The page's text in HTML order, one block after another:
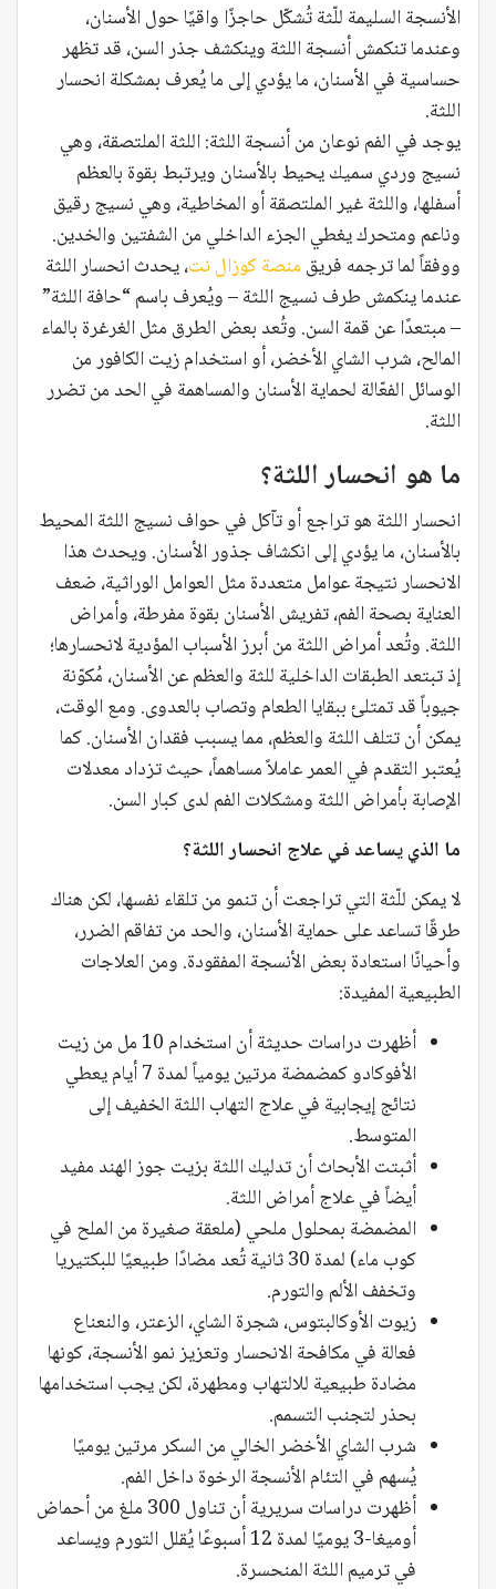
الأنسجة السليمة للّثة تُشكّل حاجزًا واقيًا حول الأسنان،
وعندما تنكمش أنسجة اللثة وينكشف جذر السن، قد تظهر
حساسية في الأسنان، ما يؤدي إلى ما يُعرف بمشكلة انحسار
اللثة.
يوجد في الفم نوعان من أنسجة اللثة: اللثة الملتصقة، وهي
نسيج وردي سميك يحيط بالأسنان ويرتبط بقوة بالعظم
أسفلها، واللثة غير الملتصقة أو المخاطية، وهي نسيج رقيق
وناعم ومتحرك يغطي الجزء الداخلي من الشفتين والخدين.
ووفقاً لما ترجمه فريق منصة كوزال نت، يحدث انحسار اللثة
عندما ينكمش طرف نسيج اللثة – ويُعرف باسم “حافة اللثة”
– مبتعدًا عن قمة السن. وتُعد بعض الطرق مثل الغرغرة بالماء
المالح، شرب الشاي الأخضر، أو استخدام زيت الكافور من
الوسائل الفعّالة لحماية الأسنان والمساهمة في الحد من تضرر
اللثة.
ما هو انحسار اللثة؟
انحسار اللثة هو تراجع أو تآكل في حواف نسيج اللثة المحيط
بالأسنان، ما يؤدي إلى انكشاف جذور الأسنان. ويحدث هذا
الانحسار نتيجة عوامل متعددة مثل العوامل الوراثية، ضعف
العناية بصحة الفم، تفريش الأسنان بقوة مفرطة، وأمراض
اللثة. وتُعد أمراض اللثة من أبرز الأسباب المؤدية لانحسارها؛
إذ تبتعد الطبقات الداخلية للثة والعظم عن الأسنان، مُكوّنة
جيوباً قد تمتلئ ببقايا الطعام وتصاب بالعدوى. ومع الوقت،
يمكن أن تتلف اللثة والعظم، مما يسبب فقدان الأسنان. كما
يُعتبر التقدم في العمر عاملاً مساهماً، حيث تزداد معدلات
الإصابة بأمراض اللثة ومشكلات الفم لدى كبار السن.
ما الذي يساعد في علاج انحسار اللثة؟
لا يمكن للّثة التي تراجعت أن تنمو من تلقاء نفسها، لكن هناك
طرقًا تساعد على حماية الأسنان، والحد من تفاقم الضرر،
وأحيانًا استعادة بعض الأنسجة المفقودة. ومن العلاجات
الطبيعية المفيدة:
أظهرت دراسات حديثة أن استخدام 10 مل من زيت
الأفوكادو كمضمضة مرتين يومياً لمدة 7 أيام يعطي
نتائج إيجابية في علاج التهاب اللثة الخفيف إلى
المتوسط.
أثبتت الأبحاث أن تدليك اللثة بزيت جوز الهند مفيد
أيضاً في علاج أمراض اللثة.
المضمضة بمحلول ملحي (ملعقة صغيرة من الملح في
كوب ماء) لمدة 30 ثانية تُعد مضادًا طبيعيًا للبكتيريا
وتخفف الألم والتورم.
زيوت الأوكالبتوس، شجرة الشاي، الزعتر، والنعناع
فعالة في مكافحة الانحسار وتعزيز نمو الأنسجة، كونها
مضادة طبيعية للالتهاب ومطهرة، لكن يجب استخدامها
بحذر لتجنب التسمم.
شرب الشاي الأخضر الخالي من السكر مرتين يوميًا
يُسهم في التئام الأنسجة الرخوة داخل الفم.
أظهرت دراسات سريرية أن تناول 300 ملغ من أحماض
أوميغا-3 يوميًا لمدة 12 أسبوعًا يُقلل التورم ويساعد
في ترميم اللثة المنحسرة.